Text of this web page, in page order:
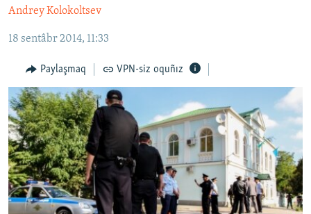
qaytmaq
qaytmaq
CEMİYET
MEDENİYET
İNSAN AQLARI
VİDEO
SÜRET
BLOGLAR
FİKİR
Русский
Andrey Kolokoltsev
18 sentâbr 2014, 11:33
Paylaşmaq VPN-siz oquñız